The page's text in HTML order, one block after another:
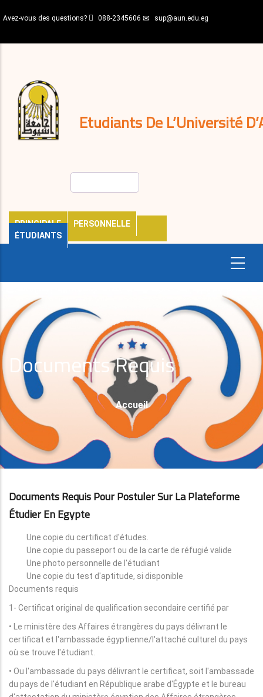
au
principal
Avez-vous des questions? 088-2345606 sup@aun.edu.eg
Etudiants De L’Université
PRINCIPALE
PERSONNELLE
ÉTUDIANTS
décisions
Expatriés
Journal
Documents Requis
Fil
D'Ariane
Accueil
Documents Requis Pour Postuler Sur La Plateforme
Étudier En Egypte
Une copie du certificat d'études.
Une copie du passeport ou de la carte de réfugié valide
Une photo personnelle de l'étudiant
Une copie du test d'aptitude, si disponible
Documents requis
1- Certificat original de qualification secondaire certifié par
• Le ministère des Affaires étrangères du pays délivrant le
certificat et l'ambassade égyptienne/l'attaché culturel du pays
où se trouve l'étudiant.
• Ou l'ambassade du pays délivrant le certificat, soit l'ambassade
du pays de l'étudiant en République arabe d'Égypte et le bureau